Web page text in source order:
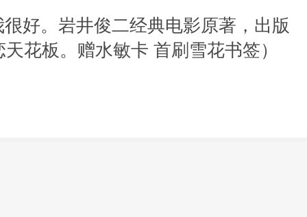
好。岩井俊二经典电影原著，出版
花板。赠水敏卡 首刷雪花书签）